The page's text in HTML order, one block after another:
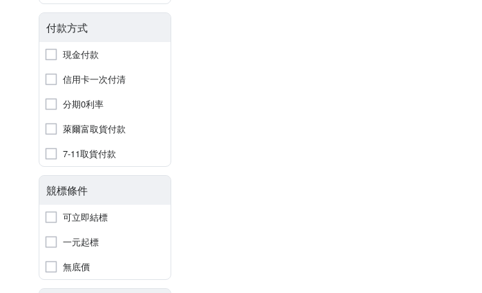
付款方式
現金付款
信用卡一次付清
分期0利率
萊爾富取貨付款
7-11取貨付款
競標條件
可立即結標
一元起標
無底價